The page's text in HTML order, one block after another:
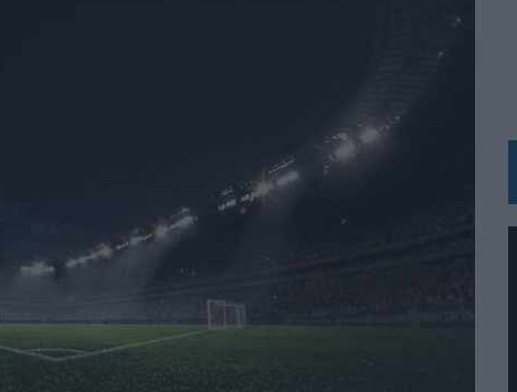
DE MARCA A LARGO PLAZO Y LA MEDICIÓN SON DOS CARAS DE LA MISMA
HOTELS & RESORTS
VECES’, DE INUSUALY PARA CERVEZA CAPAZ
PARA ORANGE
UNA OPORTUNIDAD DE INCLUSIÓN
AUDIO EN SU NUEVA CAMPAÑA GLOBAL DE MARCA